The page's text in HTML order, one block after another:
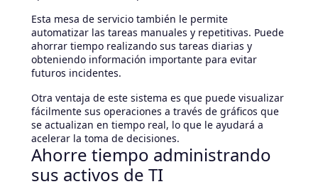
Esta mesa de servicio también le permite
automatizar las tareas manuales y repetitivas. Puede
ahorrar tiempo realizando sus tareas diarias y
obteniendo información importante para evitar
futuros incidentes.
Otra ventaja de este sistema es que puede visualizar
fácilmente sus operaciones a través de gráficos que
se actualizan en tiempo real, lo que le ayudará a
acelerar la toma de decisiones.
Ahorre tiempo administrando
sus activos de TI